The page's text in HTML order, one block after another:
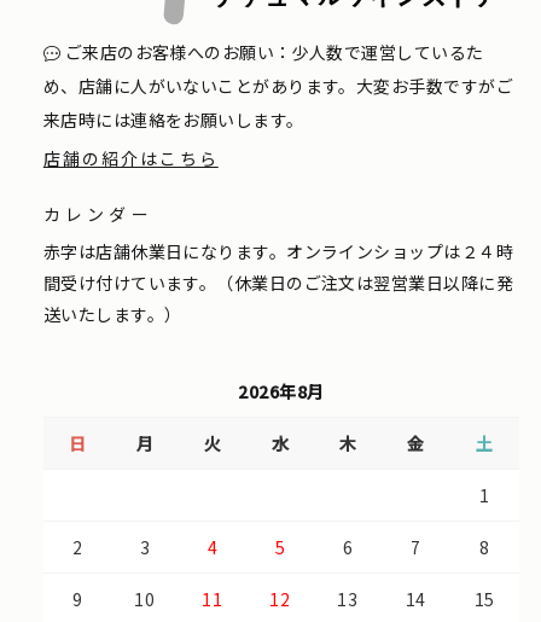
ご来店のお客様へのお願い：少人数で運営しているた
め、店舗に人がいないことがあります。大変お手数ですがご
来店時には連絡をお願いします。
店舗の紹介はこちら
カレンダー
赤字は店舗休業日になります。オンラインショップは２４時
間受け付けています。（休業日のご注文は翌営業日以降に発
送いたします。）
2026年8月
日 月 火 水 木 金 土
1
2 3 4 5 6 7 8
9 10 11 12 13 14 15